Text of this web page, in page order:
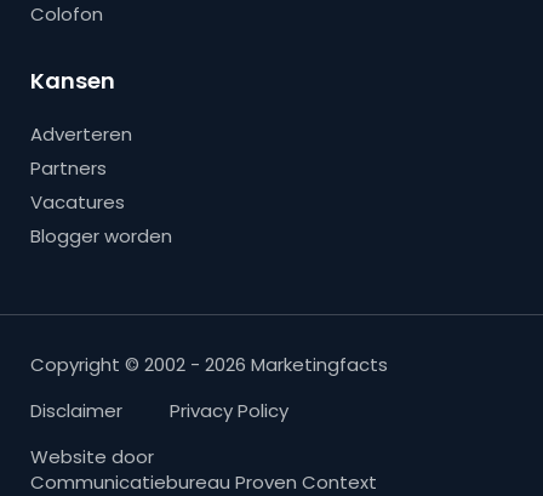
Colofon
Kansen
Adverteren
Partners
Vacatures
Blogger worden
Copyright © 2002 - 2026 Marketingfacts
Disclaimer
Privacy Policy
Website door
Communicatiebureau Proven Context